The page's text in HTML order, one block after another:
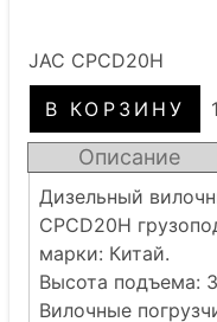
JAC CPCD20H
Описание
Дизельный
CPCD20H
марки: Китай.
Высота подъема:
Вилочные